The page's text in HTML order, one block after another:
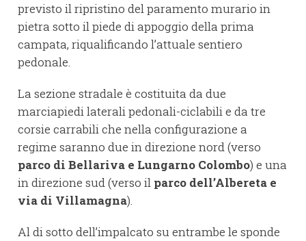
previsto il ripristino del paramento murario in
pietra sotto il piede di appoggio della prima
campata, riqualificando l’attuale sentiero
pedonale.
La sezione stradale è costituita da due
marciapiedi laterali pedonali-ciclabili e da tre
corsie carrabili che nella configurazione a
regime saranno due in direzione nord (verso
parco di Bellariva e Lungarno Colombo) e una
in direzione sud (verso il parco dell’Albereta e
via di Villamagna).
Al di sotto dell’impalcato su entrambe le sponde